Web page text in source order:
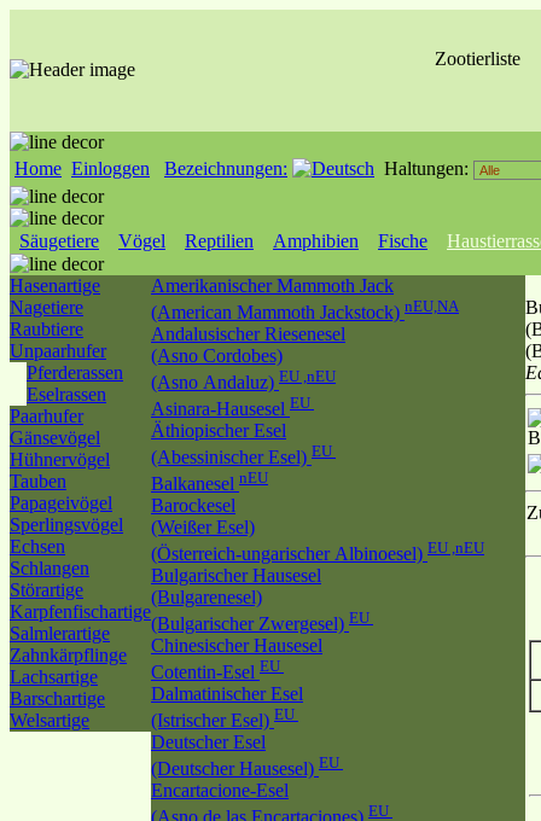
Zootierliste
Home Einloggen Bezeichnungen: Haltungen:
Säugetiere Vögel Reptilien Amphibien Fische
Hasenartige
Nagetiere
Raubtiere
Unpaarhufer
Pferderassen
Eselrassen
Paarhufer
Gänsevögel
Hühnervögel
Tauben
Papageivögel
Sperlingsvögel
Echsen
Schlangen
Störartige
Karpfenfischartige
Salmlerartige
Zahnkärpflinge
Lachsartige
Barschartige
Welsartige
Amerikanischer Mammoth Jack
(American Mammoth Jackstock) nEU,NA
Andalusischer Riesenesel
(Asno Cordobes)
(Asno Andaluz) EU ,nEU
Asinara-Hausesel EU
Äthiopischer Esel
(Abessinischer Esel) EU
Balkanesel nEU
Barockesel
(Weißer Esel)
(Österreich-ungarischer Albinoesel) EU ,nEU
Bulgarischer Hausesel
(Bulgarenesel)
(Bulgarischer Zwergesel) EU
Chinesischer Hausesel
Cotentin-Esel EU
Dalmatinischer Esel
(Istrischer Esel) EU
Deutscher Esel
(Deutscher Hausesel) EU
Encartacione-Esel
EU